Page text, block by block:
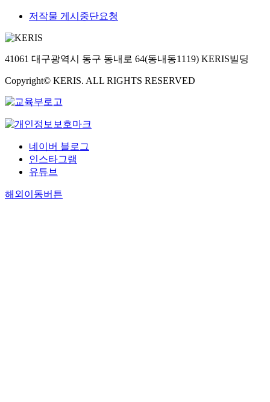
저작물 게시중단요청
41061 대구광역시 동구 동내로 64(동내동1119) KERIS빌딩
Copyright© KERIS. ALL RIGHTS RESERVED
네이버 블로그
인스타그램
유튜브
해외이동버튼